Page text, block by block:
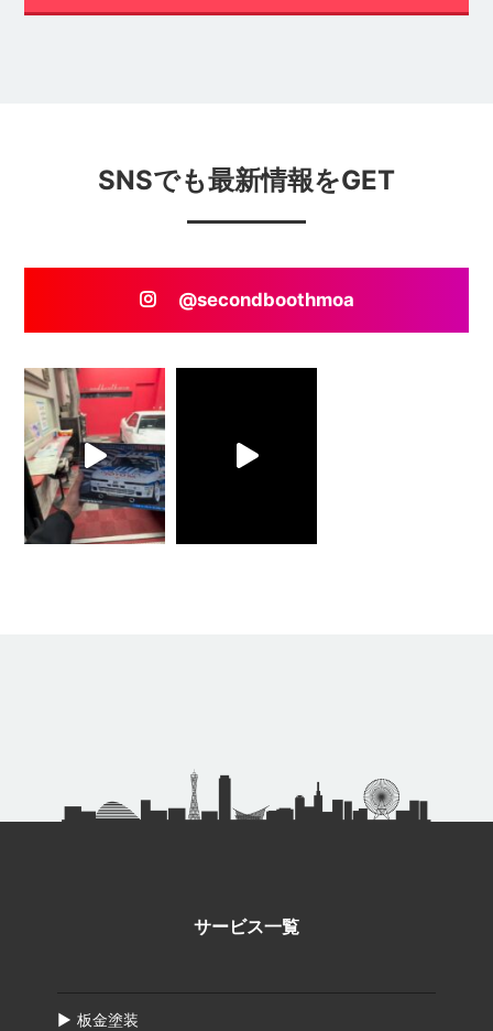
SNSでも最新情報をGET
@secondboothmoa
サービス一覧
板金塗装